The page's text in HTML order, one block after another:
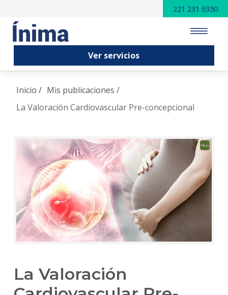
221 231 6350
Ver servicios
INICIO
SERVICIOS
VENTAJAS
NOSOTROS
CONTACTO
Inicio / Mis publicaciones /
La Valoración Cardiovascular Pre-concepcional
La Valoración